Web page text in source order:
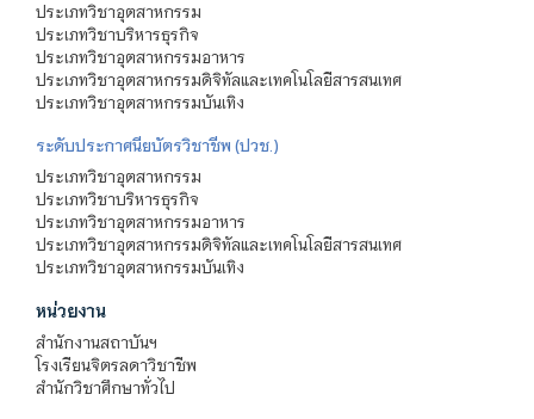
ประเภทวิชาอุตสาหกรรม
ประเภทวิชาบริหารธุรกิจ
ประเภทวิชาอุตสาหกรรมอาหาร
ประเภทวิชาอุตสาหกรรมดิจิทัลและเทคโนโลยีสารสนเทศ
ประเภทวิชาอุตสาหกรรมบันเทิง
ระดับประกาศนียบัตรวิชาชีพ (ปวช.)
ประเภทวิชาอุตสาหกรรม
ประเภทวิชาบริหารธุรกิจ
ประเภทวิชาอุตสาหกรรมอาหาร
ประเภทวิชาอุตสาหกรรมดิจิทัลและเทคโนโลยีสารสนเทศ
ประเภทวิชาอุตสาหกรรมบันเทิง
หน่วยงาน
สำนักงานสถาบันฯ
โรงเรียนจิตรลดาวิชาชีพ
สำนักวิชาศึกษาทั่วไป